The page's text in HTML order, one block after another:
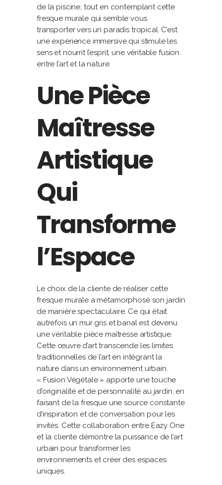
de la piscine, tout en contemplant cette
fresque murale qui semble vous
transporter vers un paradis tropical. C’est
une expérience immersive qui stimule les
sens et nourrit l’esprit, une véritable fusion
entre l’art et la nature.
Une Pièce
Maîtresse
Artistique
Qui
Transforme
l’Espace
Le choix de la cliente de réaliser cette
fresque murale a métamorphosé son jardin
de manière spectaculaire. Ce qui était
autrefois un mur gris et banal est devenu
une véritable pièce maîtresse artistique.
Cette œuvre d’art transcende les limites
traditionnelles de l’art en intégrant la
nature dans un environnement urbain.
« Fusion Végétale » apporte une touche
d’originalité et de personnalité au jardin, en
faisant de la fresque une source constante
d’inspiration et de conversation pour les
invités. Cette collaboration entre Eazy One
et la cliente démontre la puissance de l’art
urbain pour transformer les
environnements et créer des espaces
uniques.